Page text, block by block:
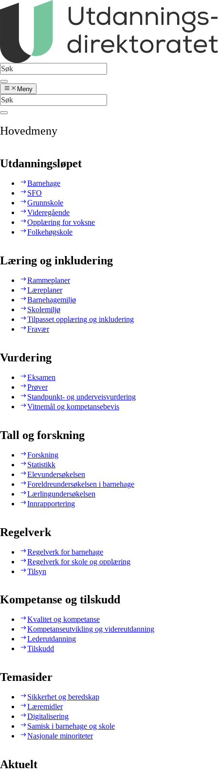
Meny
Hovedmeny
Utdanningsløpet
Barnehage
SFO
Grunnskole
Videregående
Opplæring for voksne
Folkehøgskole
Læring og inkludering
Rammeplaner
Læreplaner
Barnehagemiljø
Skolemiljø
Tilpasset opplæring og inkludering
Fravær
Vurdering
Eksamen
Prøver
Standpunkt- og underveisvurdering
Vitnemål og kompetansebevis
Tall og forskning
Forskning
Statistikk
Elevundersøkelsen
Foreldreundersøkelsen i barnehage
Lærlingundersøkelsen
Innrapportering
Regelverk
Regelverk for barnehage
Regelverk for skole og opplæring
Tilsyn
Kompetanse og tilskudd
Kvalitet og kompetanse
Kompetanseutvikling og videreutdanning
Lederutdanning
Tilskudd
Temasider
Sikkerhet og beredskap
Læremidler
Digitalisering
Samisk i barnehage og skole
Nasjonale minoriteter
Aktuelt